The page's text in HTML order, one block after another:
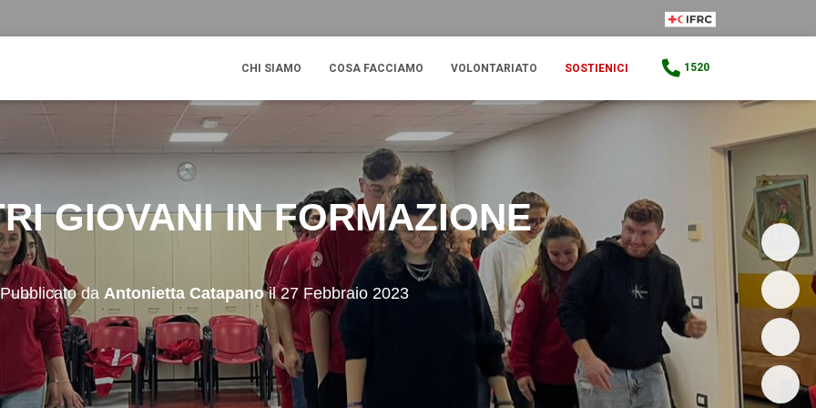
CHI SIAMO
COSA FACCIAMO VOLONTARIATO SOSTIENICI 1520
GIOVANI IN FORMAZIONE
Pubblicato da Antonietta Catapanoil27 Febbraio 2023